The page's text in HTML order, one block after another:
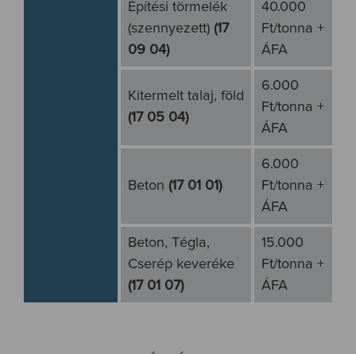
Építési törmelék
(szennyezett) (17
09 04)
40.000
Ft/tonna +
ÁFA
Kitermelt talaj, föld
(17 05 04)
6.000
Ft/tonna +
ÁFA
Beton (17 01 01)
6.000
Ft/tonna +
ÁFA
Beton, Tégla,
Cserép keveréke
(17 01 07)
15.000
Ft/tonna +
ÁFA